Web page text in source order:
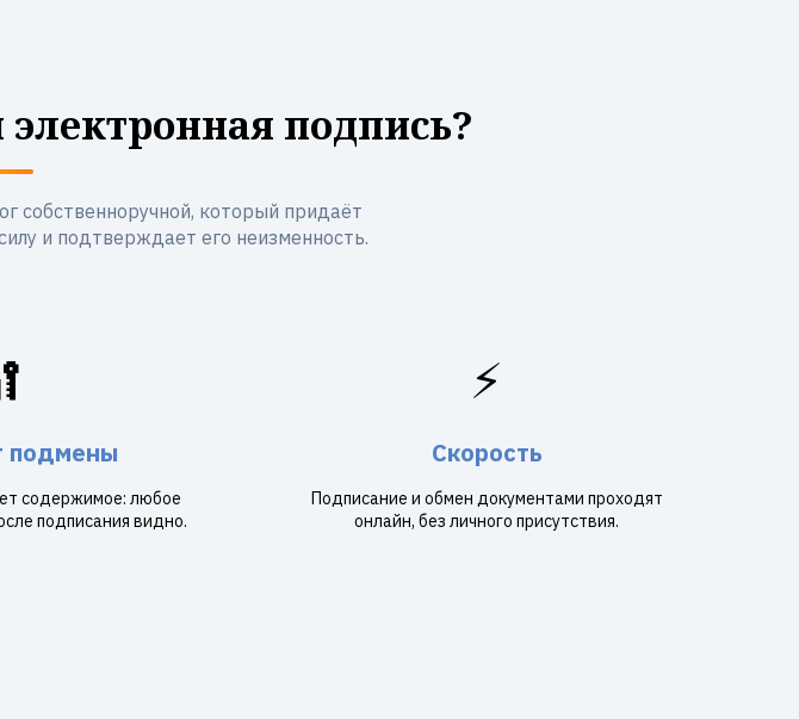
подпись?
собственноручной, который придаёт
и подтверждает его неизменность.
подмены
содержимое: любое
подписания видно.
⚡
Скорость
Подписание и обмен документами проходят
онлайн, без личного присутствия.